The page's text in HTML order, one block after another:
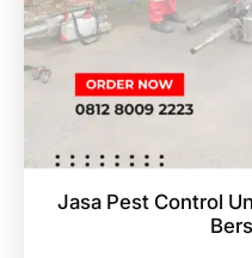
Jasa Pest Control